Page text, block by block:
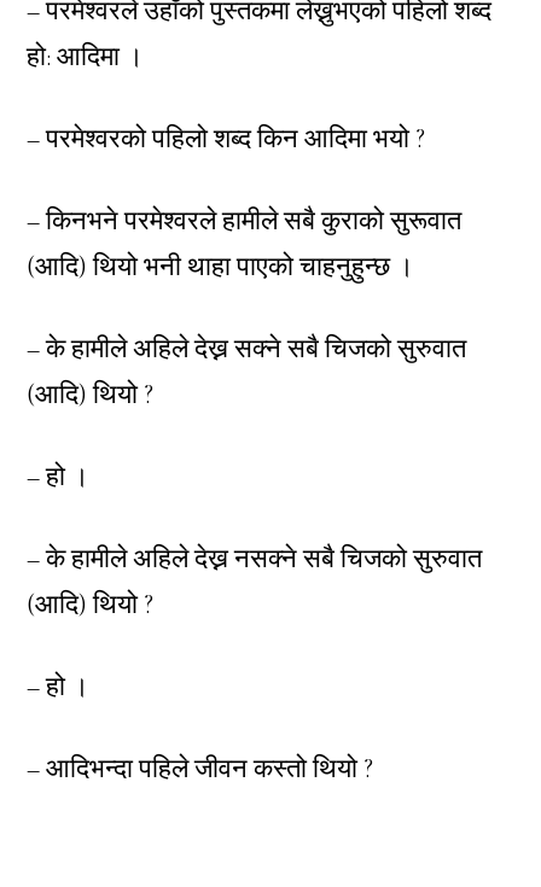
– परमेश्वरले उहाँको पुस्तकमा लेख्नुभएको पहिलो शब्द
हो: आदिमा ।
– परमेश्वरको पहिलो शब्द किन आदिमा भयो ?
– किनभने परमेश्वरले हामीले सबै कुराको सुरूवात
(आदि) थियो भनी थाहा पाएको चाहनुहुन्छ ।
– के हामीले अहिले देख्न सक्ने सबै चिजको सुरुवात
(आदि) थियो ?
– हो ।
– के हामीले अहिले देख्न नसक्ने सबै चिजको सुरुवात
(आदि) थियो ?
– हो ।
– आदिभन्दा पहिले जीवन कस्तो थियो ?